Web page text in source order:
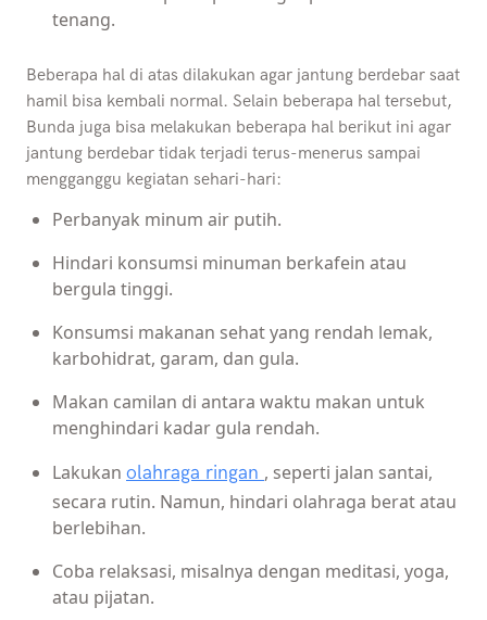
tenang.
Beberapa hal di atas dilakukan agar jantung berdebar saat
hamil bisa kembali normal. Selain beberapa hal tersebut,
Bunda juga bisa melakukan beberapa hal berikut ini agar
jantung berdebar tidak terjadi terus-menerus sampai
mengganggu kegiatan sehari-hari:
Perbanyak minum air putih.
Hindari konsumsi minuman berkafein atau
bergula tinggi.
Konsumsi makanan sehat yang rendah lemak,
karbohidrat, garam, dan gula.
Makan camilan di antara waktu makan untuk
menghindari kadar gula rendah.
Lakukan olahraga ringan , seperti jalan santai,
secara rutin. Namun, hindari olahraga berat atau
berlebihan.
Coba relaksasi, misalnya dengan meditasi, yoga,
atau pijatan.